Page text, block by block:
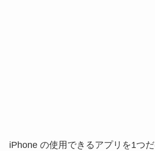
iPhone の使用できるアプリを1つ